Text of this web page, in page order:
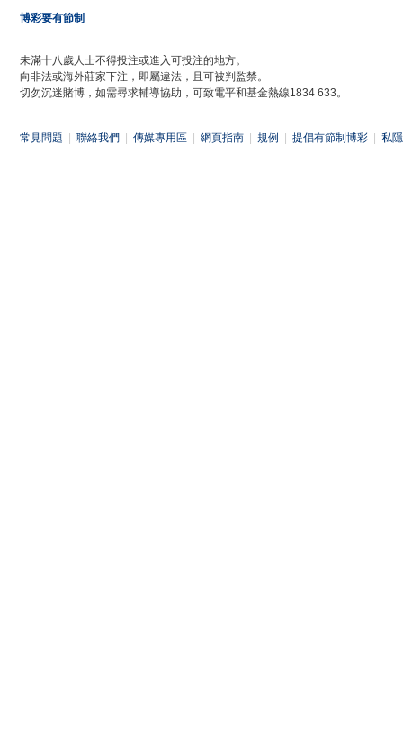
博彩要有節制
未滿十八歲人士不得投注或進入可投注的地方。
向非法或海外莊家下注，即屬違法，且可被判監禁。
切勿沉迷賭博，如需尋求輔導協助，可致電平和基金熱線1834 633。
常見問題 聯絡我們 傳媒專用區 網頁指南 規例 提倡有節制博彩 私